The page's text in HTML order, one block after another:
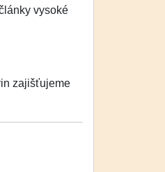
vysoké
zajišťujeme